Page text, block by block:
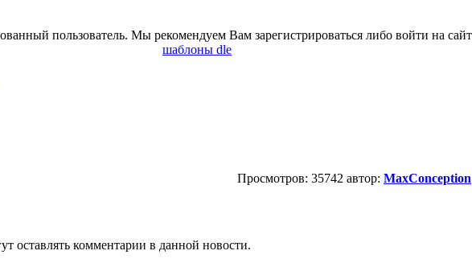
пользователь. Мы рекомендуем Вам зарегистрироваться либо войти на
шаблоны dle
Просмотров: 35742 автор: MaxConception
оставлять комментарии в данной новости.